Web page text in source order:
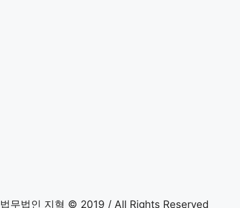
법무법인 지혁 © 2019 / All Rights Reserved